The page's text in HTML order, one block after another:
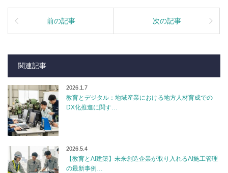
前の記事 次の記事
関連記事
2026.1.7
教育とデジタル：地域産業における地方人材育成での
DX化推進に関す…
2026.5.4
【教育とAI建築】未来創造企業が取り入れるAI施工管理
の最新事例…